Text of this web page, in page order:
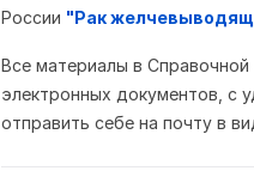
России "Рак
Все материалы в
электронных документов, с
отправить себе на почту в